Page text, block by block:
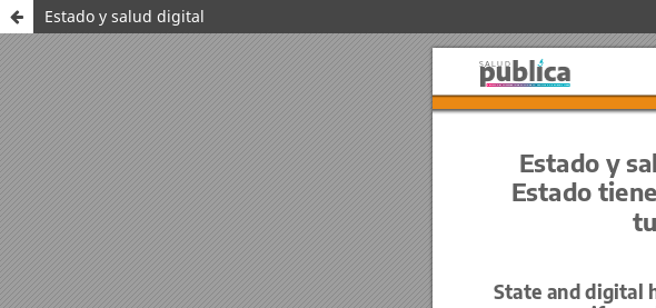
Estado y salud digital